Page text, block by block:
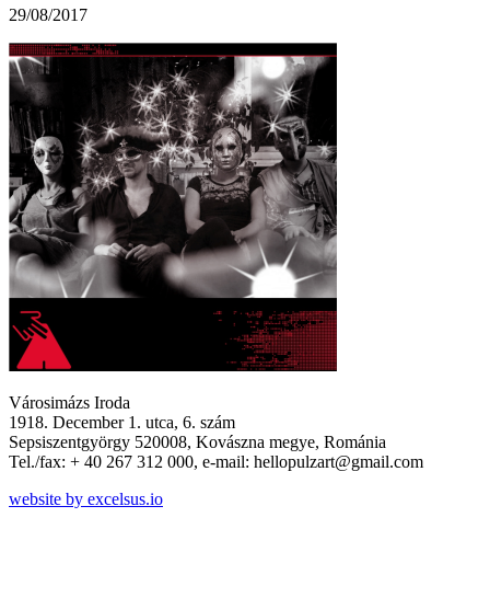
29/08/2017
Városimázs Iroda
1918. December 1. utca, 6. szám
Sepsiszentgyörgy 520008, Kovászna megye, Románia
Tel./fax: + 40 267 312 000, e-mail: hellopulzart@gmail.com
website by excelsus.io